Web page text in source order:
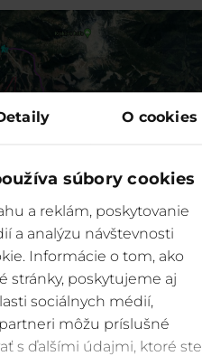
O cookies
súbory cookies
a reklám, poskytovanie
a analýzu návštevnosti
Informácie o tom, ako
stránky, poskytujeme aj
sociálnych médií,
môžu príslušné
s ďalšími údajmi, ktoré ste
na výlety a
trasy